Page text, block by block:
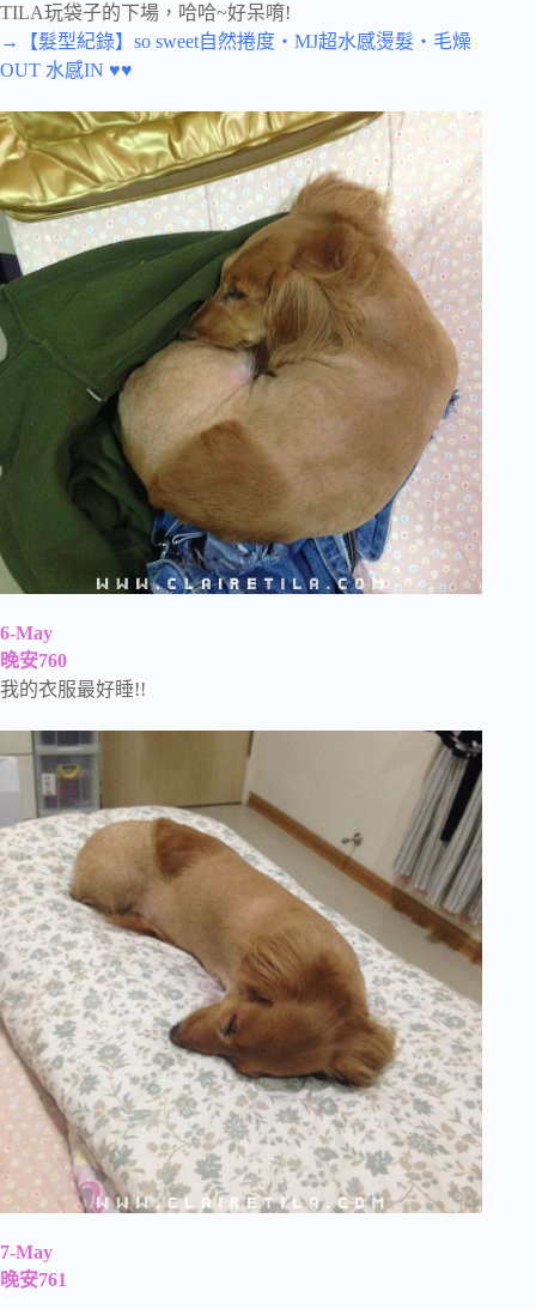
TILA玩袋子的下場，哈哈~好呆唷!
→【髮型紀錄】so sweet自然捲度‧MJ超水感燙髮‧毛燥
OUT 水感IN ♥♥
6-May
晚安760
我的衣服最好睡!!
7-May
晚安761